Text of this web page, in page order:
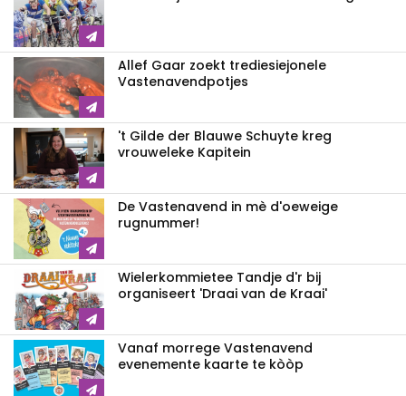
Allef Gaar zoekt trediesiejonele
Vastenavendpotjes
't Gilde der Blauwe Schuyte kreg
vrouweleke Kapitein
De Vastenavend in mè d'oeweige
rugnummer!
Wielerkommietee Tandje d'r bij
organiseert 'Draai van de Kraai'
Vanaf morrege Vastenavend
evenemente kaarte te kòòp